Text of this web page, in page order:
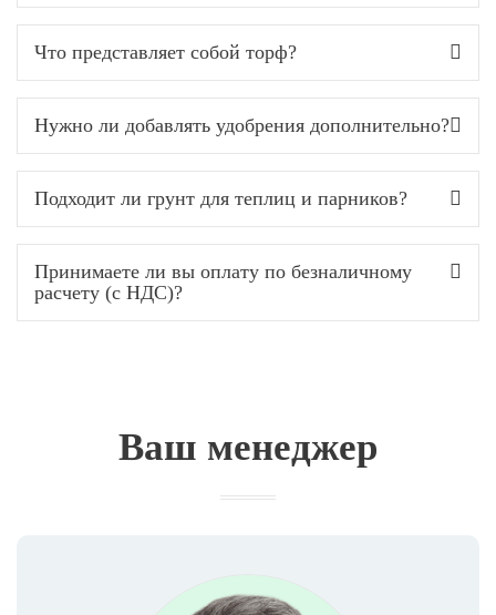
Что представляет собой торф?
Нужно ли добавлять удобрения дополнительно?
Подходит ли грунт для теплиц и парников?
Принимаете ли вы оплату по безналичному
расчету (с НДС)?
Ваш менеджер